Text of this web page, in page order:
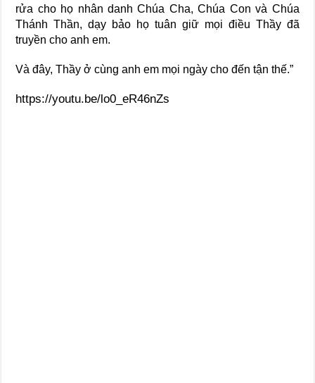
rửa cho họ nhân danh Chúa Cha, Chúa Con và Chúa
Thánh Thần, dạy bảo họ tuân giữ mọi điều Thầy đã
truyền cho anh em.
Và đây, Thầy ở cùng anh em mọi ngày cho đến tận thế.”
https://youtu.be/lo0_eR46nZs